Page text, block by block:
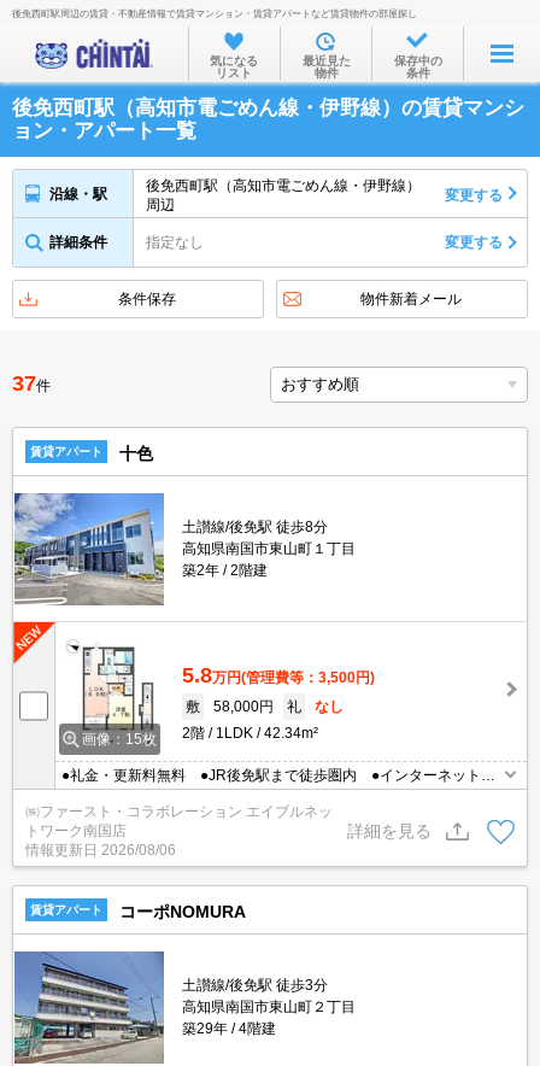
お部屋を探す
沿線・駅から
住所から
家賃相場から
不動産会社から
後免西町駅周辺の賃貸・不動産情報で賃貸マンション・賃貸アパートなど賃貸物件の部屋探し
気になる
リスト
最近見た
物件
保存中の
条件
後免西町駅（高知市電ごめん線・伊野線）の賃貸マンシ
ョン・アパート一覧
沿線・駅
後免西町駅（高知市電ごめん線・伊野線）
周辺
変更する
詳細条件 指定なし 変更する
条件保存 物件新着メール
37件
賃貸アパート 十色
土讃線/後免駅 徒歩8分
高知県南国市東山町１丁目
築2年
2階建
画像：15枚
5.8万円(管理費等：3,500円)
敷
58,000円 礼
なし
2階
1LDK 42.34m²
●礼金・更新料無料 ●JR後免駅まで徒歩圏内 ●インターネット無
料 ●インナーテラスタイプ
㈱ファースト・コラボレーション エイブルネッ
トワーク南国店
情報更新日 2026/08/06
詳細を見る
賃貸アパート コーポNOMURA
土讃線/後免駅 徒歩3分
高知県南国市東山町２丁目
築29年
4階建